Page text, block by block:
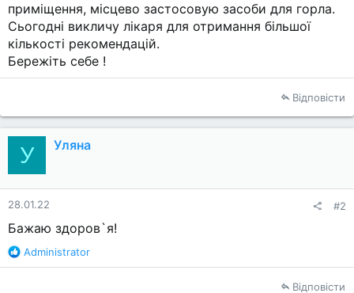
приміщення, місцево застосовую засоби для горла.
Сьогодні викличу лікаря для отримання більшої
кількості рекомендацій.
Бережіть себе !
Відповісти
У Уляна
28.01.22 #2
Бажаю здоров`я!
Р
е
Administrator
Відповісти